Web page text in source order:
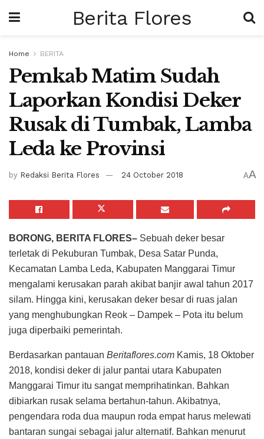
Berita Flores
Home BERITA
Pemkab Matim Sudah
Laporkan Kondisi Deker
Rusak di Tumbak, Lamba
Leda ke Provinsi
by Redaksi Berita Flores 24 October 2018 AA
BORONG, BERITA FLORES– Sebuah deker besar
terletak di Pekuburan Tumbak, Desa Satar Punda,
Kecamatan Lamba Leda, Kabupaten Manggarai Timur
mengalami kerusakan parah akibat banjir awal tahun 2017
silam. Hingga kini, kerusakan deker besar di ruas jalan
yang menghubungkan Reok – Dampek – Pota itu belum
juga diperbaiki pemerintah.
Berdasarkan pantauan Beritaflores.com Kamis, 18 Oktober
2018, kondisi deker di jalur pantai utara Kabupaten
Manggarai Timur itu sangat memprihatinkan. Bahkan
dibiarkan rusak selama bertahun-tahun. Akibatnya,
pengendara roda dua maupun roda empat harus melewati
bantaran sungai sebagai jalur alternatif. Bahkan menurut